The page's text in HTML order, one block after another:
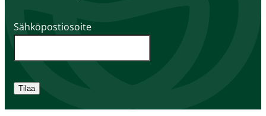
Sähköpostiosoite
Tilaa